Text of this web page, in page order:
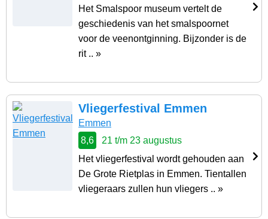
Het Smalspoor museum vertelt de
geschiedenis van het smalspoornet
voor de veenontginning. Bijzonder is de
rit .. »
Vliegerfestival Emmen
Emmen
8,6
21 t/m 23 augustus
Het vliegerfestival wordt gehouden aan
De Grote Rietplas in Emmen. Tientallen
vliegeraars zullen hun vliegers .. »